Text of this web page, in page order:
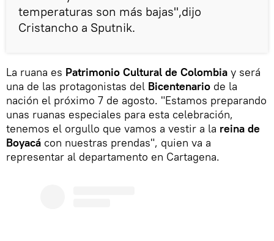
temperaturas son más bajas",dijo
Cristancho a Sputnik.
La ruana es Patrimonio Cultural de Colombia y será
una de las protagonistas del Bicentenario de la
nación el próximo 7 de agosto. "Estamos preparando
unas ruanas especiales para esta celebración,
tenemos el orgullo que vamos a vestir a la reina de
Boyacá con nuestras prendas", quien va a
representar al departamento en Cartagena.